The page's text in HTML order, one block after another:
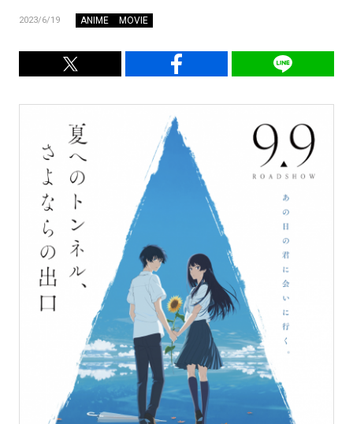
2023/6/19 ANIME MOVIE